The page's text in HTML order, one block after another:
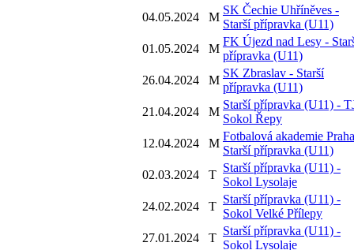
04.05.2024
M
SK Čechie Uhříněves -
Starší přípravka (U11)
01.05.2024
M
FK Újezd nad Lesy -
přípravka (U11)
26.04.2024
M
SK Zbraslav - Starší
přípravka (U11)
21.04.2024
M
Starší přípravka (U11) -
Sokol Řepy
12.04.2024
M
Fotbalová akademie
Starší přípravka (U11)
02.03.2024
T
Starší přípravka (U11) -
Sokol Lysolaje
24.02.2024
T
Starší přípravka (U11) -
Sokol Velké Přílepy
27.01.2024
T
Starší přípravka (U11) -
Sokol Lysolaje